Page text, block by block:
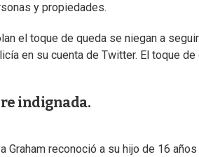
y propiedades.
el toque de queda se niegan a
en su cuenta de Twitter. El toque
indignada.
Graham reconoció a su hijo de 16